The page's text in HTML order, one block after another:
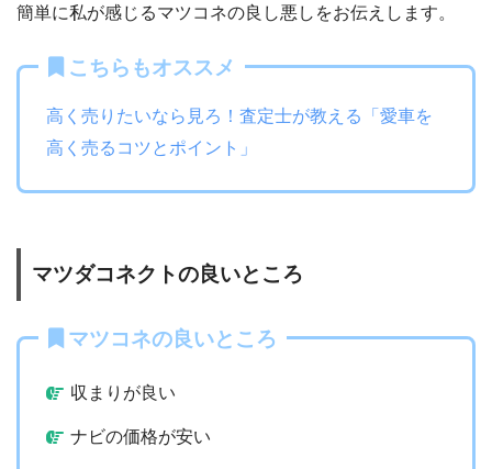
簡単に私が感じるマツコネの良し悪しをお伝えします。
こちらもオススメ
高く売りたいなら見ろ！査定士が教える「愛車を
高く売るコツとポイント」
マツダコネクトの良いところ
マツコネの良いところ
収まりが良い
ナビの価格が安い